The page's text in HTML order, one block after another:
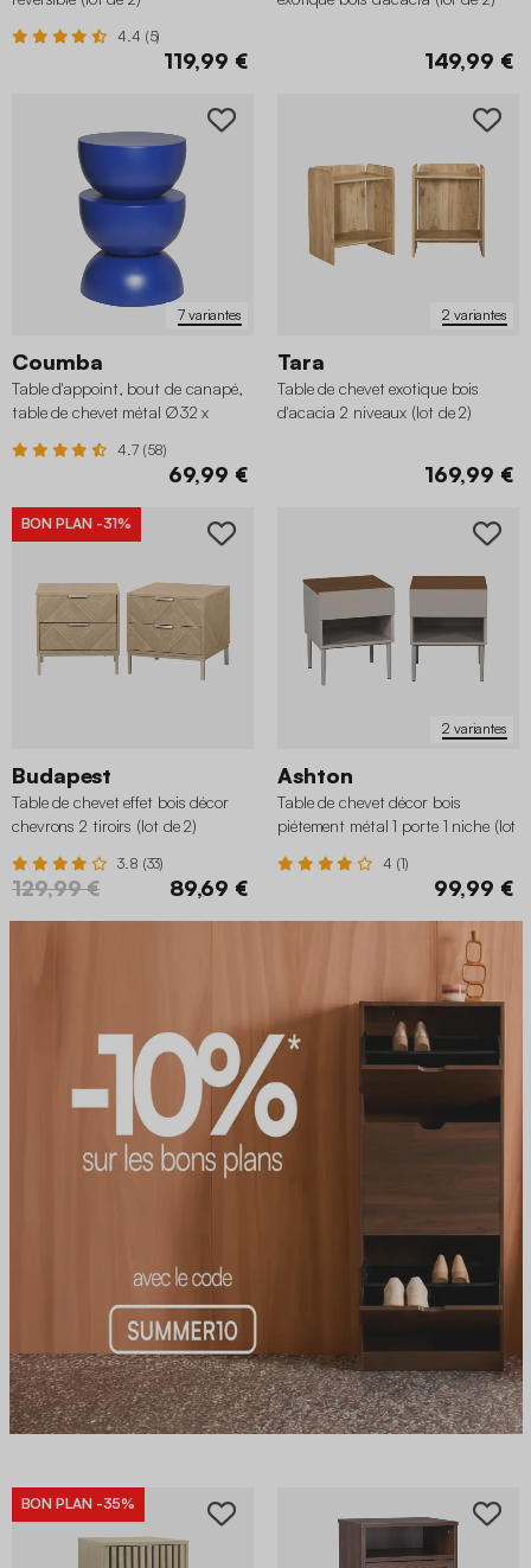
4.4 (5)
119,99 € 149,99 €
7 variantes
Coumba
Table d'appoint, bout de canapé,
table de chevet métal Ø32 x
4.7 (58)
69,99 €
2 variantes
Tara
Table de chevet exotique bois
d'acacia 2 niveaux (lot de 2)
169,99 €
BON PLAN -31%
Budapest
Table de chevet effet bois décor
chevrons 2 tiroirs (lot de 2)
3.8 (33)
129,99 € 89,69 €
2 variantes
Ashton
Table de chevet décor bois
piétement métal 1 porte 1 niche (lot
4 (1)
99,99 €
BON PLAN -35%